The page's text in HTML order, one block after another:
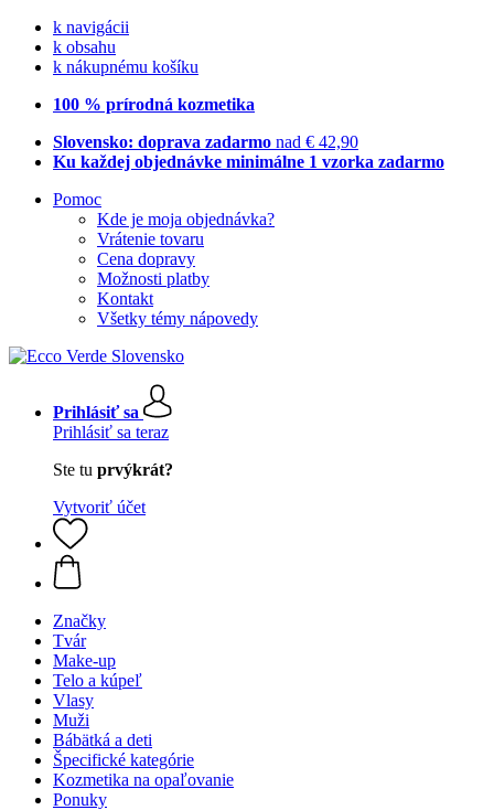
k navigácii
k obsahu
k nákupnému košíku
100 % prírodná kozmetika
Slovensko: doprava zadarmo nad € 42,90
Ku každej objednávke minimálne 1 vzorka zadarmo
Pomoc
Kde je moja objednávka?
Vrátenie tovaru
Cena dopravy
Možnosti platby
Kontakt
Všetky témy nápovedy
Prihlásiť sa
Prihlásiť sa teraz
Ste tu prvýkrát?
Vytvoriť účet
Značky
Tvár
Make-up
Telo a kúpeľ
Vlasy
Muži
Bábätká a deti
Špecifické kategórie
Kozmetika na opaľovanie
Ponuky